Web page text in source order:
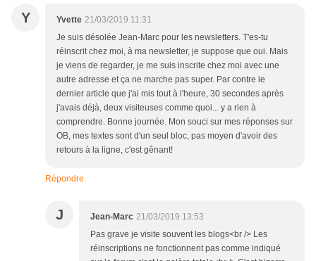
Y Yvette 21/03/2019 11:31
Je suis désolée Jean-Marc pour les newsletters. T'es-tu
réinscrit chez moi, à ma newsletter, je suppose que oui. Mais
je viens de regarder, je me suis inscrite chez moi avec une
autre adresse et ça ne marche pas super. Par contre le
dernier article que j'ai mis tout à l'heure, 30 secondes après
j'avais déjà, deux visiteuses comme quoi... y a rien à
comprendre. Bonne journée. Mon souci sur mes réponses sur
OB, mes textes sont d'un seul bloc, pas moyen d'avoir des
retours à la ligne, c'est gênant!
Répondre
J Jean-Marc 21/03/2019 13:53
Pas grave je visite souvent les blogs<br /> Les
réinscriptions ne fonctionnent pas comme indiqué